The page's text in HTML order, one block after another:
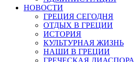
НОВОСТИ
ГРЕЦИЯ СЕГОДНЯ
ОТДЫХ В ГРЕЦИИ
ИСТОРИЯ
КУЛЬТУРНАЯ ЖИЗНЬ
НАШИ В ГРЕЦИИ
ГРЕЧЕСКАЯ ДИАСПОРА